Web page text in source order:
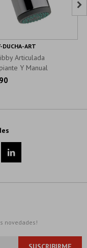
Articulada
Y Manual
DUCHA-ART


novedades!